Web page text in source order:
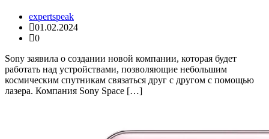
expertspeak
01.02.2024
0
Sony заявила о создании новой компании, которая будет
работать над устройствами, позволяющие небольшим
космическим спутникам связаться друг с другом с помощью
лазера. Компания Sony Space […]